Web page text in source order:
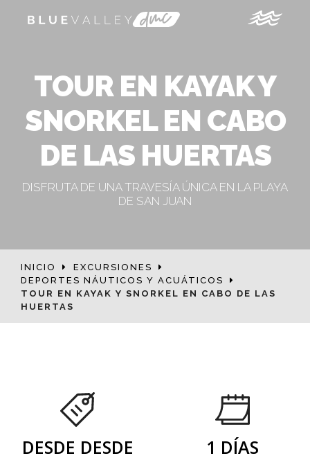
TOUR EN KAYAK Y
SNORKEL EN CABO
DE LAS HUERTAS
DISFRUTA DE UNA TRAVESÍA ÚNICA EN LA PLAYA
DE SAN JUAN
INICIO
EXCURSIONES
DEPORTES NÁUTICOS Y ACUÁTICOS
TOUR EN KAYAK Y SNORKEL EN CABO DE LAS
HUERTAS
DESDE DESDE
1 DÍAS